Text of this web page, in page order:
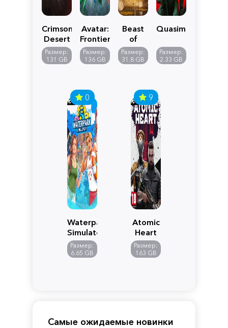
Crimson
Desert
Размер:
131 GB
Avatar:
Frontiers
of
Pandora
Размер:
136 GB
Beast
of
Reincarnation
Размер:
31.8 GB
Quasimorph
Размер:
2.33 GB
0
Waterpark
Simulator
Размер:
6.65 GB
9
Atomic
Heart
Размер:
163 GB
Самые ожидаемые новинки